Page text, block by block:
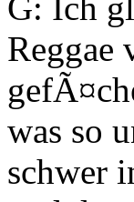
Reggae
was so
schwer